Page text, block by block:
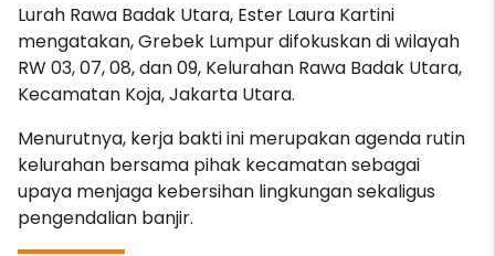
Lurah Rawa Badak Utara, Ester Laura Kartini
mengatakan, Grebek Lumpur difokuskan di wilayah
RW 03, 07, 08, dan 09, Kelurahan Rawa Badak Utara,
Kecamatan Koja, Jakarta Utara.
Menurutnya, kerja bakti ini merupakan agenda rutin
kelurahan bersama pihak kecamatan sebagai
upaya menjaga kebersihan lingkungan sekaligus
pengendalian banjir.